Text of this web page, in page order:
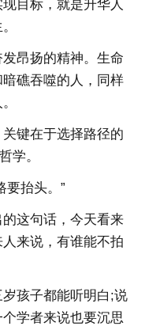
目标，就是升华人
昂扬的精神。生命
礁吞噬的人，同样
键在于选择路径的
学。
要抬头。”
这句话，今天看来
来说，有谁能不拍
孩子都能听明白;说
学者来说也要沉思